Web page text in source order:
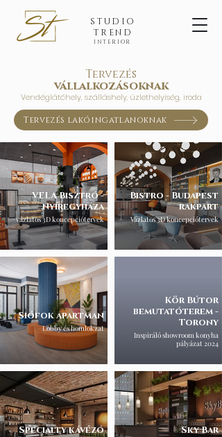
STUDIO
TREND
INTERIOR
Tervezés
vállalkozásoknak
Vendéglátóhely, szálláshely, üzlethelyiség, iroda
Tervezés lakóingatlanoknak
VELA Bisztró -
Nyíregyháza
vázlatos 3D koncepciótervek
Bistro - Budapest
rakpart
Vázlatos 3D koncepciótervek
Siófok apartman
Lobby és homlokzat
Kör Bútor
bemutatóterem -
Torony
Inspiráló showroom konyha
pályázat 2024
Specialty kávézó Sky Bar